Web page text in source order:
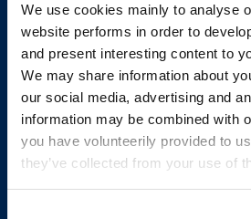
We use cookies mainly to analyse
website performs in order to
and present interesting content to
We may share information about
our social media, advertising and
information may be combined with
you have volunteerily provided to
they’ve collected from your use of
ACCESSORIO PER IL TRASPORTO
Custodia per Handy
Custodia in silicone antiurto